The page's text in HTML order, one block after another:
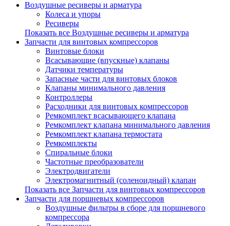
Воздушные ресиверы и арматура
Колеса и упоры
Ресиверы
Показать все Воздушные ресиверы и арматура
Запчасти для винтовых компрессоров
Винтовые блоки
Всасывающие (впускные) клапаны
Датчики температуры
Запасные части для винтовых блоков
Клапаны минимального давления
Контроллеры
Расходники для винтовых компрессоров
Ремкомплект всасывающего клапана
Ремкомплект клапана минимального давления
Ремкомплект клапана термостата
Ремкомплекты
Спиральные блоки
Частотные преобразователи
Электродвигатели
Электромагнитный (соленоидный) клапан
Показать все Запчасти для винтовых компрессоров
Запчасти для поршневых компрессоров
Воздушные фильтры в сборе для поршневого
компрессора